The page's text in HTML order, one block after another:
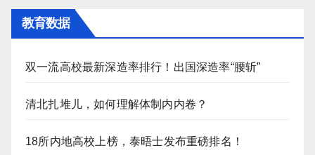
教育数据
双一流高校最新深造率排行！出国深造率“腰斩”
清北扎堆儿，如何理解体制内内卷？
18所内地高校上榜，泰晤士发布重磅排名！